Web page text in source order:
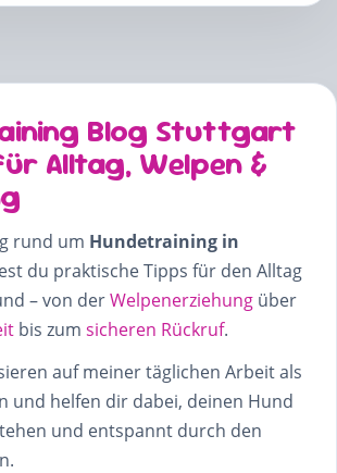
Blog Stuttgart
Alltag, Welpen &
rund um Hundetraining in
du praktische Tipps für den Alltag
– von derWelpenerziehung über
bis zum sicheren Rückruf.
auf meiner täglichen Arbeit als
und helfen dir dabei, deinen Hund
und entspannt durch den